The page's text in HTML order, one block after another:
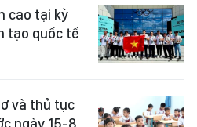
cao tại kỳ
tạo quốc tế
và thủ tục
ngày 15-8